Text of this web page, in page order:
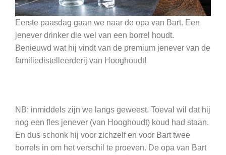
Eerste paasdag gaan we naar de opa van Bart. Een
jenever drinker die wel van een borrel houdt.
Benieuwd wat hij vindt van de premium jenever van de
familiedistelleerderij van Hooghoudt!
NB: inmiddels zijn we langs geweest. Toeval wil dat hij
nog een fles jenever (van Hooghoudt) koud had staan.
En dus schonk hij voor zichzelf en voor Bart twee
borrels in om het verschil te proeven. De opa van Bart